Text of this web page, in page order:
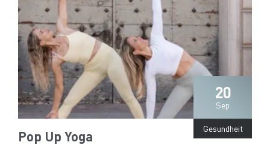
20
Sep
Gesundheit
Pop Up Yoga